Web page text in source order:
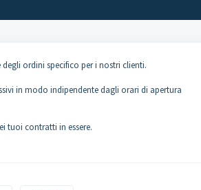
ordini specifico per i nostri clienti.
in modo indipendente dagli orari di apertura
tuoi contratti in essere.